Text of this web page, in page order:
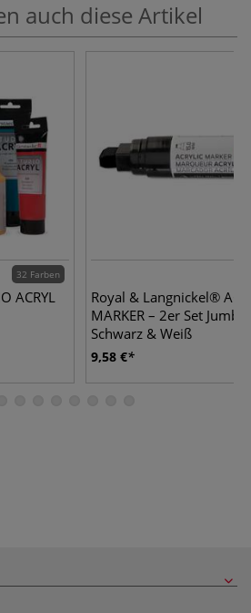
auch diese Artikel
32 Farben
ACRYL
Royal & Langnickel®
MARKER – 2er Set Jumbo,
Schwarz & Weiß
9,58 €